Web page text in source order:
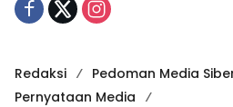
Redaksi
Pedoman Media
Pernyataan Media